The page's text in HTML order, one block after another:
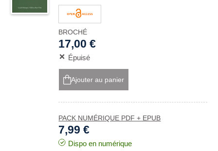
BROCHÉ
17,00 €
Épuisé
Ajouter au panier
PACK NUMÉRIQUE PDF + EPUB
7,99 €
Dispo en numérique